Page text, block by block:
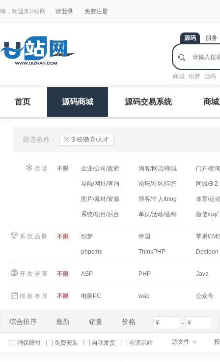
嗨，欢迎来U站网 请登录 免费注册
源码 服务
商城 织梦 活码
首页 源码商城 源码交易系统 商
筛选条件： 学校/教育/人才
类型
： 不限 企业/公司/政府 淘客/网店/商城 门户/新
导航/网址/查询 论坛/社区/问答 同城/B 2
图片/素材/资源 博客/个人/blog 体育/运
系统/项目/后台 单页/活动/营销 微信/qq/
系统品牌
： 不限 织梦 帝国 苹果
phpcms ThinkPHP Destoon
开发语言
： 不限 ASP PHP Java
模板布局
： 不限 电脑PC wap 公众号
综合排序 最新 销量 价格 -
消保赔付 免费安装 自动发货 有演示站 源文件